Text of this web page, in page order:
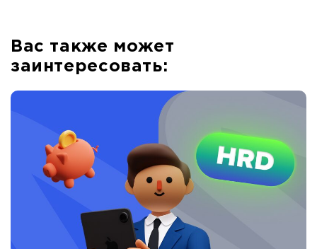
Вас также может
заинтересовать: